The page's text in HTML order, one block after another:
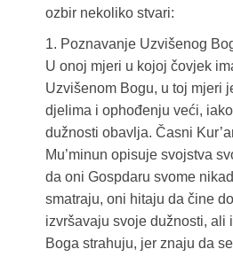
ozbir nekoliko stvari:
1. Poznavanje Uzvišenog
U onoj mjeri u kojoj čovjek
Uzvišenom Bogu, u toj mjeri
djelima i ophođenju veći,
dužnosti obavlja. Časni
Mu’minun opisuje svojstva
da oni Gospdaru svome
smatraju, oni hitaju da čine
izvršavaju svoje dužnosti, ali
Boga strahuju, jer znaju da